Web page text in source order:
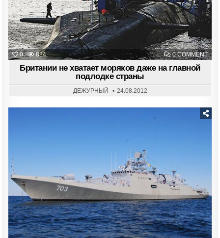
0 884 0 COMMENTON
Британии не хватает моряков даже на главной
подлодке страны
ДЕЖУРНЫЙ 24.08.2012